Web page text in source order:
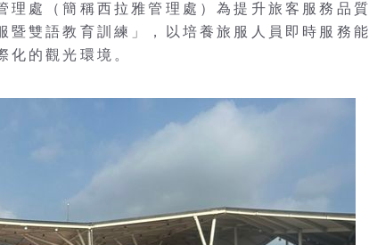
理處（簡稱西拉雅管理處）為提升旅客服務品質
雙語教育訓練」，以培養旅服人員即時服務能
化的觀光環境。